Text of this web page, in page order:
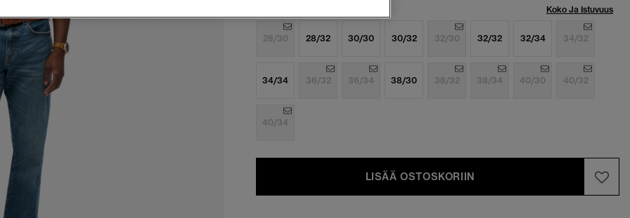
Koko Ja Istuvuus
28/30 28/32 30/30 30/32 32/30 32/32 32/34 34/32
34/34 36/32 36/34 38/30 38/32 38/34 40/30 40/32
40/34
LISÄÄ OSTOSKORIIN